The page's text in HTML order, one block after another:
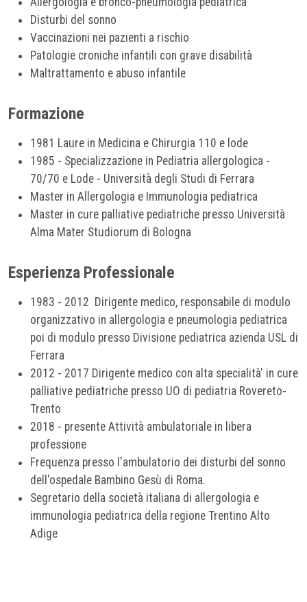
Disturbi del sonno
Vaccinazioni nei pazienti a rischio
Patologie croniche infantili con grave disabilità
Maltrattamento e abuso infantile
Formazione
1981 Laure in Medicina e Chirurgia 110 e lode
1985 - Specializzazione in Pediatria allergologica -
70/70 e Lode - Università degli Studi di Ferrara
Master in Allergologia e Immunologia pediatrica
Master in cure palliative pediatriche presso Università
Alma Mater Studiorum di Bologna
Esperienza Professionale
1983 - 2012 Dirigente medico, responsabile di modulo
organizzativo in allergologia e pneumologia pediatrica
poi di modulo presso Divisione pediatrica azienda USL di
Ferrara
2012 - 2017 Dirigente medico con alta specialità' in cure
palliative pediatriche presso UO di pediatria Rovereto-
Trento
2018 - presente Attività ambulatoriale in libera
professione
Frequenza presso l'ambulatorio dei disturbi del sonno
dell'ospedale Bambino Gesù di Roma.
Segretario della società italiana di allergologia e
immunologia pediatrica della regione Trentino Alto
Adige